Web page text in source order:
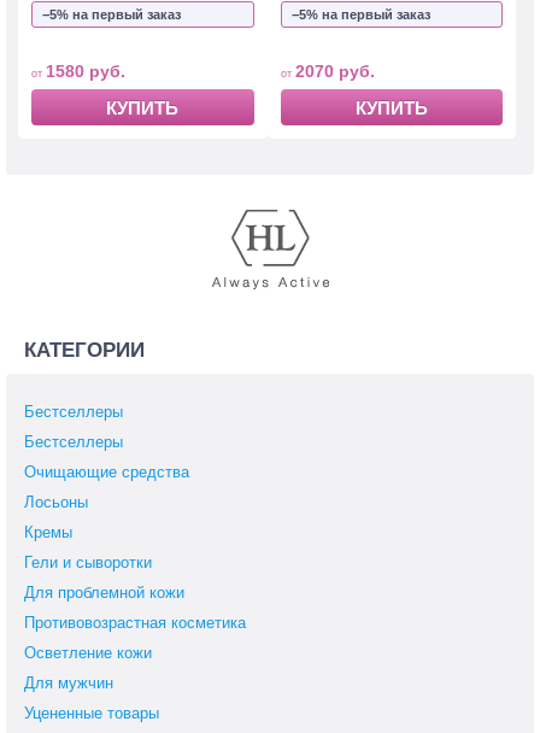
−5% на первый заказ
1580 руб.
КУПИТЬ
−5% на первый заказ
2070 руб.
КУПИТЬ
КАТЕГОРИИ
Бестселлеры
Бестселлеры
Очищающие средства
Лосьоны
Кремы
Гели и сыворотки
Для проблемной кожи
Противовозрастная косметика
Осветление кожи
Для мужчин
Уцененные товары